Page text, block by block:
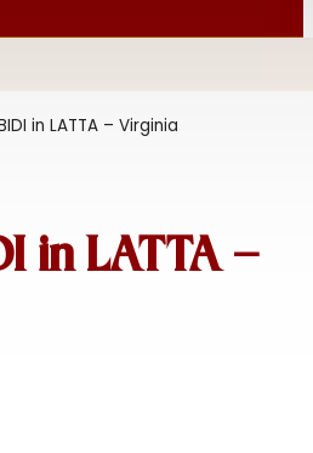
in LATTA – Virginia
in LATTA –